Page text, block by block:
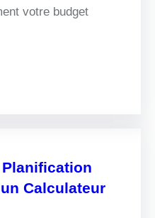
votre budget
Calculateur